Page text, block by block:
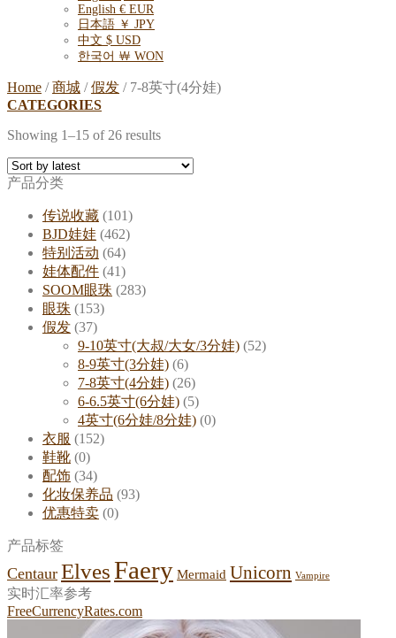
English € EUR
日本語 ￥ JPY
中文 $ USD
한국어 ￦ WON
Home / 商城 / 假发 /7-8英寸(4分娃)
CATEGORIES
Showing 1–15 of 26 results
产品分类
传说收藏 (101)
BJD娃娃 (462)
特别活动 (64)
娃体配件 (41)
SOOM眼珠 (283)
眼珠 (153)
假发 (37)
9-10英寸(大叔/大女/3分娃) (52)
8-9英寸(3分娃) (6)
7-8英寸(4分娃) (26)
6-6.5英寸(6分娃) (5)
4英寸(6分娃/8分娃) (0)
衣服 (152)
鞋靴 (0)
配饰 (34)
化妆保养品 (93)
优惠特卖 (0)
产品标签
Centaur ElvesFaery Mermaid Unicorn Vampire
实时汇率参考
FreeCurrencyRates.com